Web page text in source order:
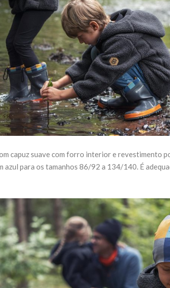
capuz suave com forro interior e revestimento
azul para os tamanhos 86/92 a 134/140. É